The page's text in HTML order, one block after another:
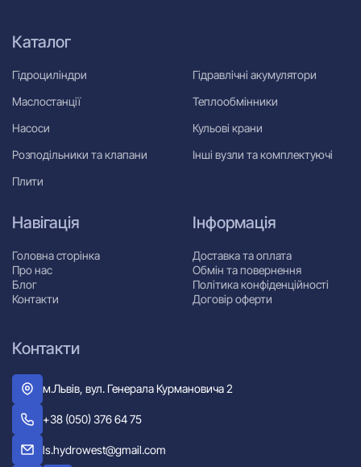
Навігація
Головна сторінка
Про нас
Блог
Контакти
Каталог
Гідроциліндри
Маслостанції
Насоси
Розподільники та клапани
Плити
Гідравлічні акумулятори
Теплообмінники
Кульові крани
Інші вузли та комплектуючі
Інформація
Доставка та оплата
Обмін та повернення
Політика конфіденційності
Договір оферти
Контакти
м.Львів, вул. Генерала Курмановича 2
+38 (050) 376 64 75
ls.hydrowest@gmail.com